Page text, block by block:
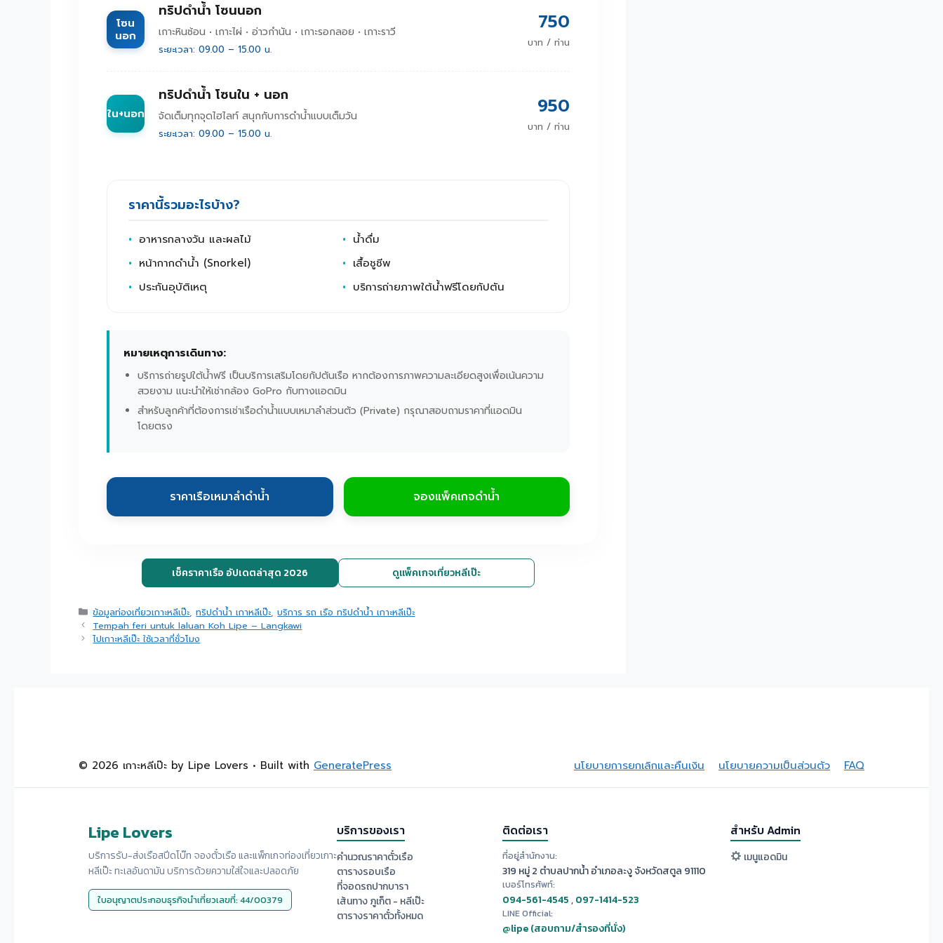
โซน
นอก
ทริปดำน้ำ โซนนอก
เกาะหินซ้อน • เกาะไผ่ • อ่าวกำนัน • เกาะรอกลอย • เกาะราวี
ระยะเวลา: 09.00 – 15.00 น.
750
บาท / ท่าน
ใน+นอก
ทริปดำน้ำ โซนใน + นอก
จัดเต็มทุกจุดไฮไลท์ สนุกกับการดำน้ำแบบเต็มวัน
ระยะเวลา: 09.00 – 15.00 น.
950
บาท / ท่าน
ราคานี้รวมอะไรบ้าง?
อาหารกลางวัน และผลไม้
น้ำดื่ม
หน้ากากดำน้ำ (Snorkel)
เสื้อชูชีพ
ประกันอุบัติเหตุ
บริการถ่ายภาพใต้น้ำฟรีโดยกัปตัน
หมายเหตุการเดินทาง:
บริการถ่ายรูปใต้น้ำฟรี เป็นบริการเสริมโดยกัปตันเรือ หากต้องการภาพความละเอียดสูงเพื่อเน้นความ
สวยงาม แนะนำให้เช่ากล้อง GoPro กับทางแอดมิน
สำหรับลูกค้าที่ต้องการเช่าเรือดำน้ำแบบเหมาลำส่วนตัว (Private) กรุณาสอบถามราคาที่แอดมิน
โดยตรง
ราคาเรือเหมาลำดำน้ำ จองแพ็คเกจดำน้ำ
เช็คราคาเรือ อัปเดตล่าสุด 2026 ดูแพ็คเกจเที่ยวหลีเป๊ะ
ข้อมูลท่องเที่ยวเกาะหลีเป๊ะ,ทริปดำน้ำ เกาหลีเป๊ะ,บริการ รถ เรือ ทริปดำน้ำ เกาะหลีเป๊ะ
Tempah feri untuk laluan Koh Lipe – Langkawi
ไปเกาะหลีเป๊ะ ใช้เวลากี่ชั่วโมง
นโยบายการยกเลิกและคืนเงิน นโยบายความเป็นส่วนตัว FAQ
© 2026 เกาะหลีเป๊ะ by Lipe Lovers • Built with GeneratePress
Lipe Lovers
บริการรับ-ส่งเรือสปีดโบ๊ท จองตั๋วเรือ และแพ็กเกจท่องเที่ยวเกาะ
หลีเป๊ะ ทะเลอันดามัน บริการด้วยความใส่ใจและปลอดภัย
ใบอนุญาตประกอบธุรกิจนำเที่ยวเลขที่: 44/00379
บริการของเรา
คำนวณราคาตั๋วเรือ
ตารางรอบเรือ
ที่จอดรถปากบารา
เส้นทาง ภูเก็ต - หลีเป๊ะ
ตารางราคาตั๋วทั้งหมด
ติดต่อเรา
ที่อยู่สำนักงาน:
319 หมู่ 2 ตำบลปากน้ำ อำเภอละงู จังหวัดสตูล 91110
เบอร์โทรศัพท์:
094-561-4545,097-1414-523
LINE Official:
@lipe (สอบถาม/สำรองที่นั่ง)
สำหรับ Admin
เมนูแอดมิน